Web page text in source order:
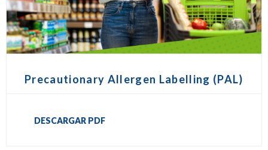
Precautionary Allergen Labelling (PAL)
DESCARGAR PDF